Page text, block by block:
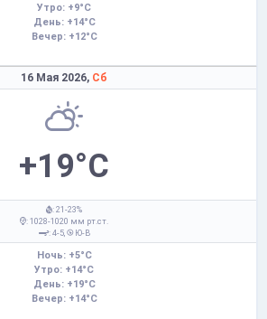
Утро: +9°C
День: +14°C
Вечер: +12°C
16 Мая 2026, Сб
+19°C
: 21-23%
: 1028-1020 мм рт.ст.
: 4-5,
Ю-В
Ночь: +5°C
Утро: +14°C
День: +19°C
Вечер: +14°C